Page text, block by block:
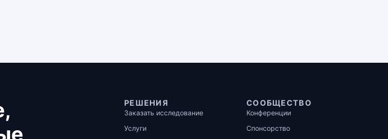
РЕШЕНИЯ
Заказать исследование
Услуги
СООБЩЕСТВО
Конференции
Спонсорство